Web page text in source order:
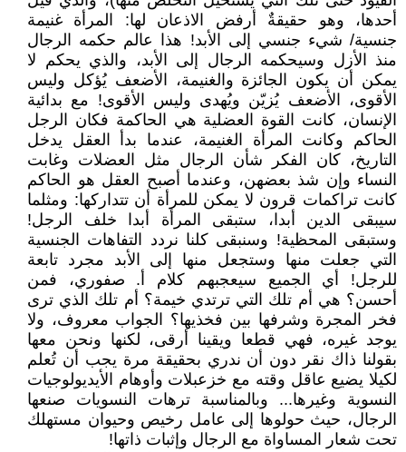
أحدها، وهو حقيقةٌ أرفض الاذعان لها: المرأة غنيمة
جنسية/ شيء جنسي إلى الأبد! هذا عالم حكمه الرجال
منذ الأزل وسيحكمه الرجال إلى الأبد، والذي يحكم لا
يمكن أن يكون الجائزة والغنيمة، الأضعف يُؤكل وليس
الأقوى، الأضعف يُزيّن ويُهدى وليس الأقوى! مع بدائية
الإنسان، كانت القوة العضلية هي الحاكمة فكان الرجل
الحاكم وكانت المرأة الغنيمة، عندما بدأ العقل يدخل
التاريخ، كان الفكر شأن الرجال مثل العضلات وغابت
النساء وإن شذ بعضهن، وعندما أصبح العقل هو الحاكم
كانت تراكمات قرون لا يمكن للمرأة أن تتداركها: ومثلما
سيبقى الدين أبدا، ستبقى المرأة أبدا خلف الرجل!
وستبقى المحظية! وسنبقى كلنا نردد التفاهات الجنسية
التي جعلت منها وستجعل منها إلى الأبد مجرد تابعة
للرجل! أي الجميع سيعجبهم كلام أ. صفوري، فمن
أحسن؟ هي أم تلك التي ترتدي خيمة؟ أم تلك الذي ترى
فخر المجرة وشرفها بين فخذيها؟ الجواب معروف، ولا
يوجد غيره، فهي قطعا ويقينا أرقى، لكنها ونحن معها
بقولنا ذاك نقر دون أن ندري بحقيقة مرة يجب أن تُعلم
لكيلا يضيع عاقل وقته مع خزعبلات وأوهام الأيديولوجيات
النسوية وغيرها... وبالمناسبة ترهات النسويات صنعها
الرجال، حيث حولوها إلى عامل رخيص وحيوان مستهلك
تحت شعار المساواة مع الرجال وإثبات ذاتها!